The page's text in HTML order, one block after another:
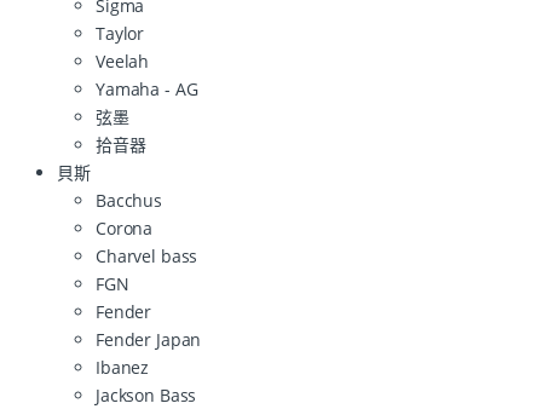
Sigma
Taylor
Veelah
Yamaha - AG
弦墨
拾音器
貝斯
Bacchus
Corona
Charvel bass
FGN
Fender
Fender Japan
Ibanez
Jackson Bass